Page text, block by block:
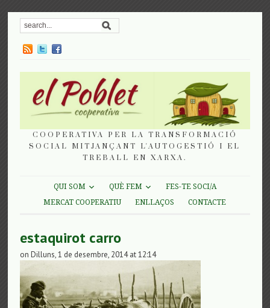
COOPERATIVA PER LA TRANSFORMACIÓ
SOCIAL MITJANÇANT L'AUTOGESTIÓ I EL
TREBALL EN XARXA.
QUI SOM QUÈ FEM
FES-TE SOCI/A
MERCAT COOPERATIU
ENLLAÇOS CONTACTE
estaquirot carro
on Dilluns, 1 de desembre, 2014 at 12:14